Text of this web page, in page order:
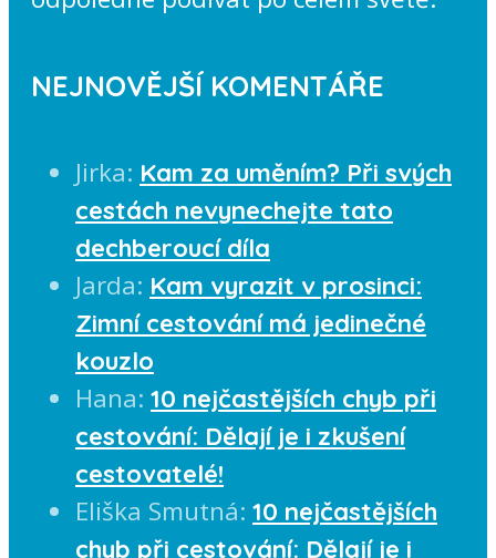
NEJNOVĚJŠÍ KOMENTÁŘE
Jirka: Kam za uměním? Při svých
cestách nevynechejte tato
dechberoucí díla
Jarda: Kam vyrazit v prosinci:
Zimní cestování má jedinečné
kouzlo
Hana: 10 nejčastějších chyb při
cestování: Dělají je i zkušení
cestovatelé!
Eliška Smutná: 10 nejčastějších
chyb při cestování: Dělají je i